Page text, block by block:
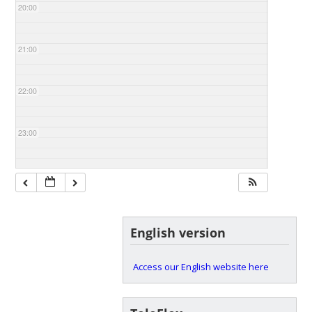
20:00
21:00
22:00
23:00
English version
Access our English website here